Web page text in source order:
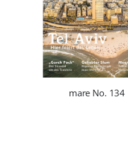
mare No. 134